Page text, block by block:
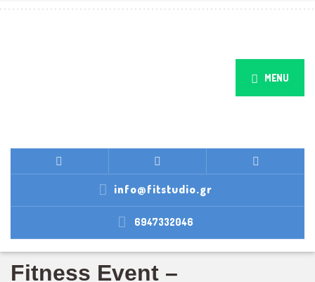
MENU
info@fitstudio.gr
6947332046
Fitness Event –